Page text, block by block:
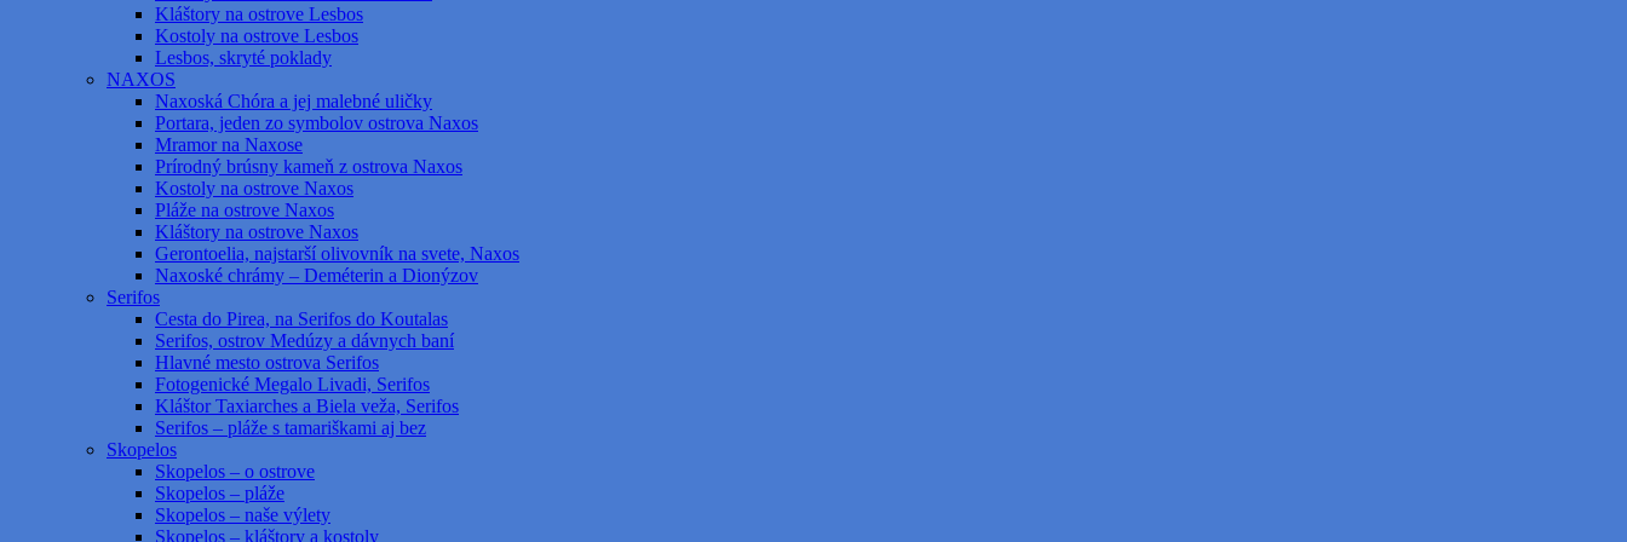
Kláštory na ostrove Lesbos
Kostoly na ostrove Lesbos
Lesbos, skryté poklady
NAXOS
Naxoská Chóra a jej malebné uličky
Portara, jeden zo symbolov ostrova Naxos
Mramor na Naxose
Prírodný brúsny kameň z ostrova Naxos
Kostoly na ostrove Naxos
Pláže na ostrove Naxos
Kláštory na ostrove Naxos
Gerontoelia, najstarší olivovník na svete, Naxos
Naxoské chrámy – Deméterin a Dionýzov
Serifos
Cesta do Pirea, na Serifos do Koutalas
Serifos, ostrov Medúzy a dávnych baní
Hlavné mesto ostrova Serifos
Fotogenické Megalo Livadi, Serifos
Kláštor Taxiarches a Biela veža, Serifos
Serifos – pláže s tamariškami aj bez
Skopelos
Skopelos – o ostrove
Skopelos – pláže
Skopelos – naše výlety
Skopelos – kláštory a kostoly